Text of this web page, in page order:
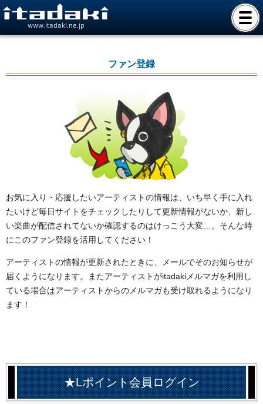
www.itadaki.ne.jp
ファン登録
お気に入り・応援したいアーティストの情報は、いち早く手に入れ
たいけど毎日サイトをチェックしたりして更新情報がないか、新し
い楽曲が配信されてないか確認するのはけっこう大変…。そんな時
にこのファン登録を活用してください！
アーティストの情報が更新されたときに、メールでそのお知らせが
届くようになります。またアーティストがitadakiメルマガを利用し
ている場合はアーティストからのメルマガも受け取れるようになり
ます！
★Lポイント会員ログイン